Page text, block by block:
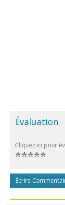
Évaluation
Cliquez ici pour
Écrire